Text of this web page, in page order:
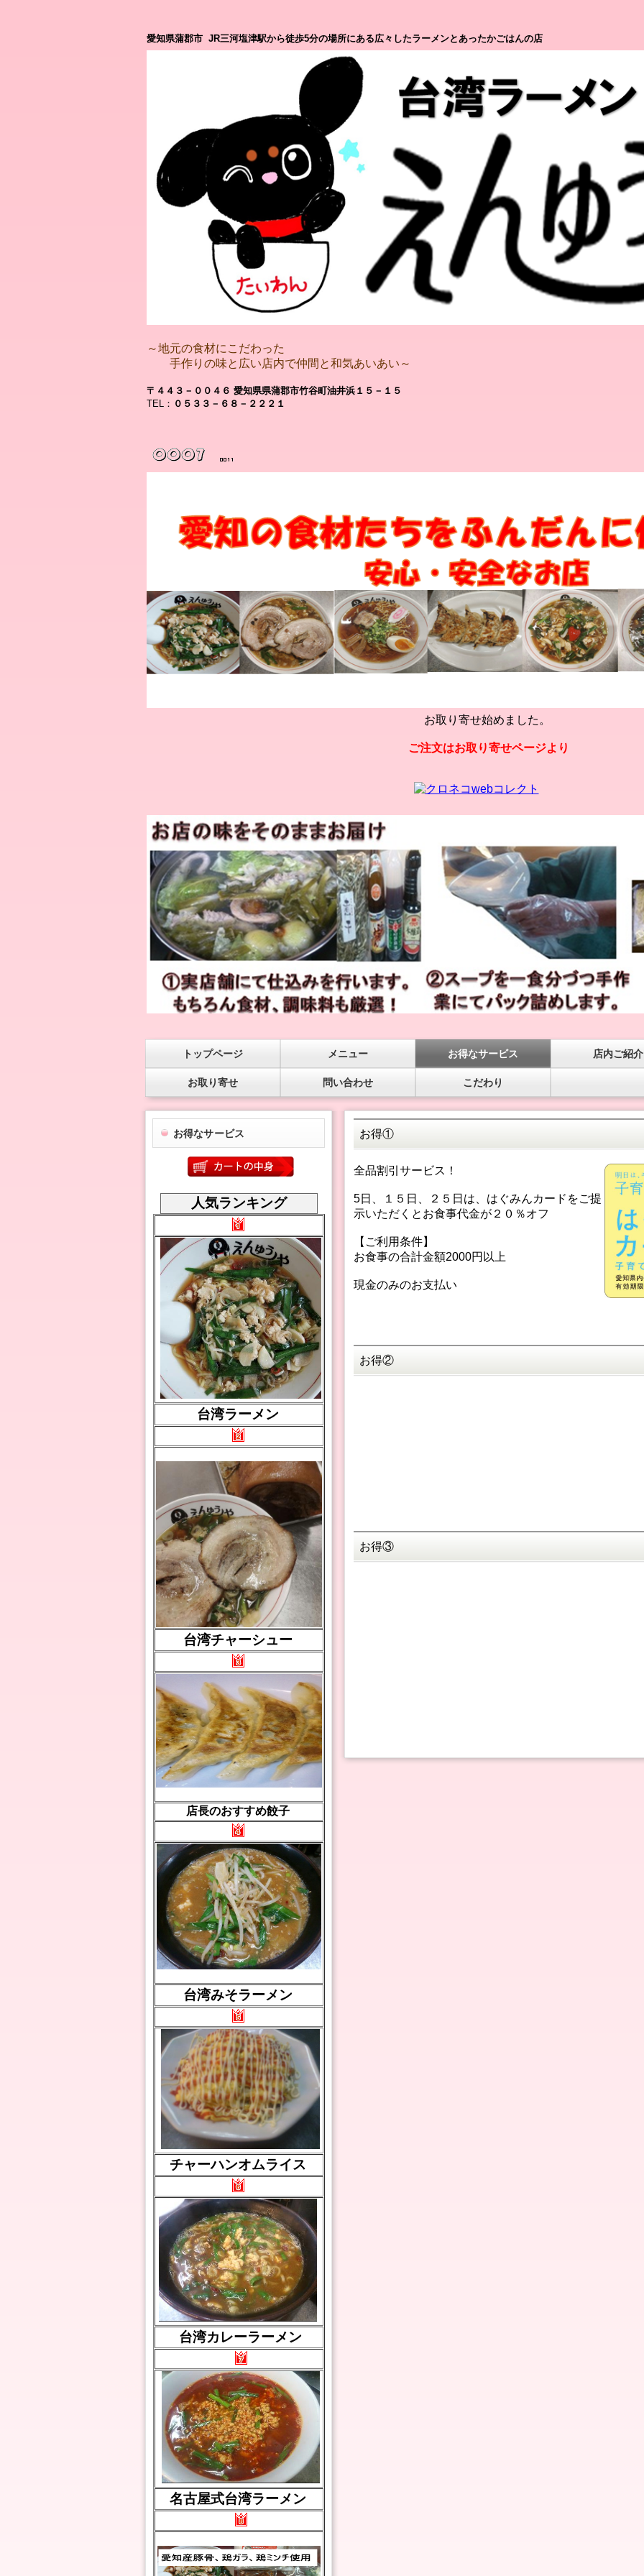
愛知県蒲郡市 JR三河塩津駅から徒歩5分の場所にある広々したラーメンとあったかごはんの店
～地元の食材にこだわった
手作りの味と広い店内で仲間と和気あいあい～
〒４４３－００４６ 愛知県県蒲郡市竹谷町油井浜１５－１５
TEL： ０５３３－６８－２２２１
お取り寄せ始めました。
ご注文はお取り寄せページより
トップページ メニュー お得なサービス 店内ご紹介
お取り寄せ 問い合わせ こだわり
お得①
全品割引サービス！
5日、１５日、２５日は、はぐみんカードをご提
示いただくとお食事代金が２０％オフ
【ご利用条件】
お食事の合計金額2000円以上
現金のみのお支払い
お得②
お得③
お得なサービス
人気ランキング
台湾ラーメン
台湾チャーシュー
店長のおすすめ餃子
台湾みそラーメン
チャーハンオムライス
台湾カレーラーメン
名古屋式台湾ラーメン